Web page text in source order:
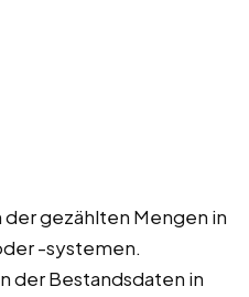
gezählten Mengen in
-systemen.
der Bestandsdaten in